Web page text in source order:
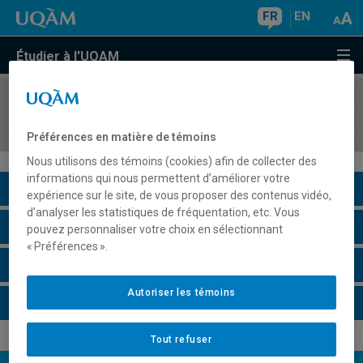
FR EN
Étudier à l'UQAM
COURS//
Description du cours
Horaire - Été 2026
Préférences en matière de témoins
Nous utilisons des témoins (cookies) afin de collecter des
informations qui nous permettent d’améliorer votre
expérience sur le site, de vous proposer des contenus vidéo,
d’analyser les statistiques de fréquentation, etc. Vous
pouvez personnaliser votre choix en sélectionnant
« Préférences ».
Tout refuser
Autoriser les témoins